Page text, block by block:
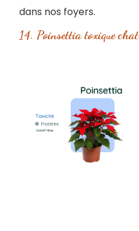
dans nos foyers.
14. Poinsettia toxique chat